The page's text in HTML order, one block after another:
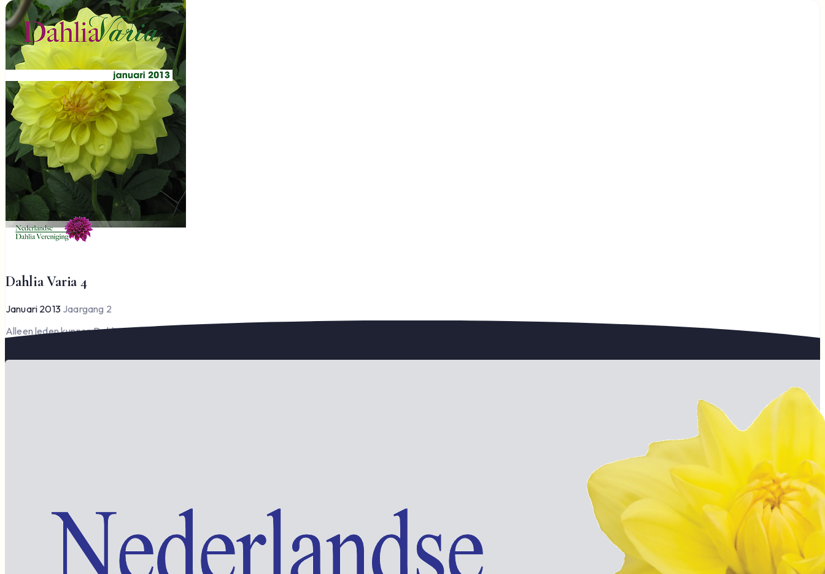
Dahlia Varia 4
Januari 2013 Jaargang 2
Alleen leden kunnen Dahlia Varia lezen en downloaden.